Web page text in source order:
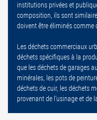
institutions privées et
composition, ils sont
doivent être éliminés comme
Les déchets commerciaux
déchets spécifiques à la
que les déchets de garages
minérales, les pots de
déchets de cuir, les déchets
provenant de l’usinage et